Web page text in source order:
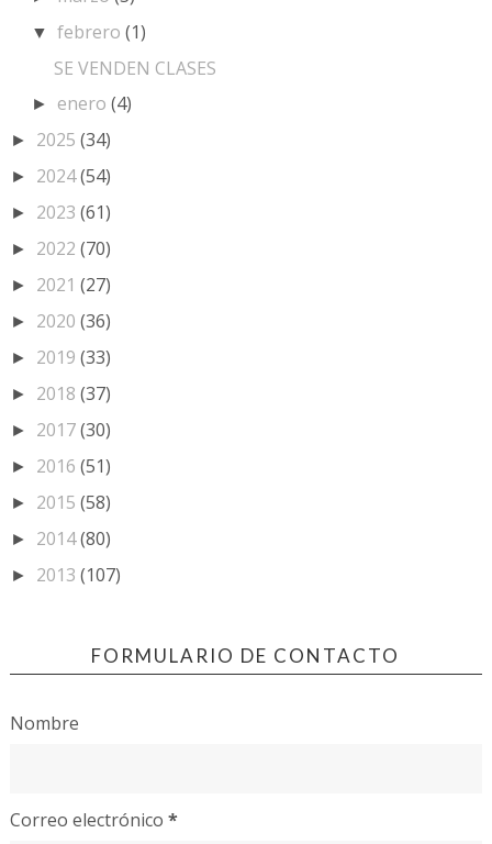
▼febrero(1)
SE VENDEN CLASES
► enero(4)
► 2025 (34)
► 2024(54)
► 2023 (61)
► 2022 (70)
► 2021 (27)
► 2020 (36)
► 2019 (33)
► 2018 (37)
► 2017(30)
► 2016 (51)
► 2015 (58)
► 2014(80)
► 2013 (107)
FORMULARIO DE CONTACTO
Nombre
Correo electrónico *